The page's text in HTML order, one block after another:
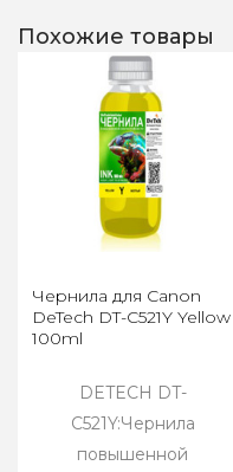
Похожие товары
Чернила для Canon
DeTech DT-C521Y Yellow
100ml
DETECH DT-
C521Y:Чернила
повышенной